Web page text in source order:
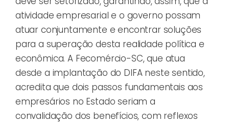
atividade empresarial e o governo possam
atuar conjuntamente e encontrar soluções
para a superação desta realidade política e
econômica. A Fecomércio-SC, que atua
desde a implantação do DIFA neste sentido,
acredita que dois passos fundamentais aos
empresários no Estado seriam a
convalidação dos benefícios, com reflexos